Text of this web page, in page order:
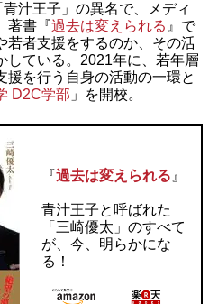
汁王子」の異名で、メディ
著書『過去は変えられる 』で
若者支援をするのか、その活
している。2021年に、若年層
援を行う自身の活動の一環と
D2C学部 」を開校。
『過去は変えられる 』
青汁王子と呼ばれた
「三崎優太」のすべて
が、今、明らかにな
る！